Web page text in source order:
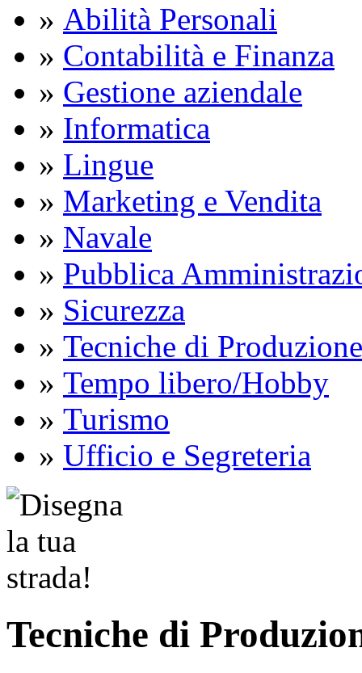
» Abilità Personali
» Contabilità e Finanza
» Gestione aziendale
» Informatica
» Lingue
» Marketing e Vendita
» Navale
» Pubblica
» Sicurezza
» Tecniche di Produzione
» Tempo libero/Hobby
» Turismo
» Ufficio e Segreteria
Tecniche di